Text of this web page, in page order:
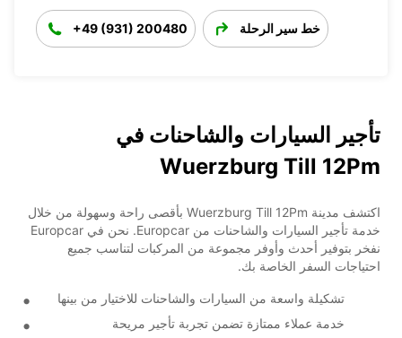
+49 (931) 200480 خط سير الرحلة
تأجير السيارات والشاحنات في
Wuerzburg Till 12Pm
اكتشف مدينة Wuerzburg Till 12Pm بأقصى راحة وسهولة من خلال
خدمة تأجير السيارات والشاحنات من Europcar. نحن في Europcar
نفخر بتوفير أحدث وأوفر مجموعة من المركبات لتناسب جميع
احتياجات السفر الخاصة بك.
تشكيلة واسعة من السيارات والشاحنات للاختيار من بينها
خدمة عملاء ممتازة تضمن تجربة تأجير مريحة